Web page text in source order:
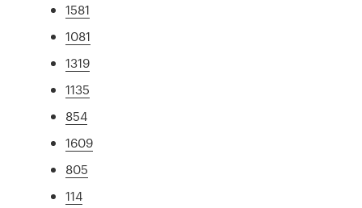
1581
1081
1319
1135
854
1609
805
114